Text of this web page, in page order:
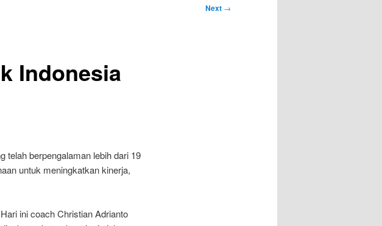
Next →
Indonesia
telah berpengalaman lebih dari 19
untuk meningkatkan kinerja,
Hari ini coach Christian Adrianto